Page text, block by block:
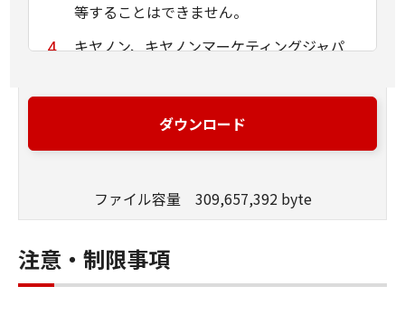
等することはできません。
キヤノン、キヤノンマーケティングジャパ
は、本ソフトウェアがユーザーの特定の目
的のために適当であること、もしくは有用
ていかなる保証もいたしません。
キヤノン、キヤノンマーケティングジャパ
ン株式会社およびキヤノンのライセンサー
は、本ソフトウェアの使用に付随または関
連して生ずる直接的または間接的な損失、
ダウンロード
ファイル容量 309,657,392 byte
注意・制限事項